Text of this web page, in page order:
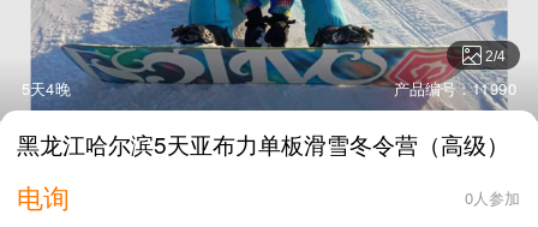
2/4
5天4晚 产品编号：11990
黑龙江哈尔滨5天亚布力单板滑雪冬令营（高级）
电询 0人参加